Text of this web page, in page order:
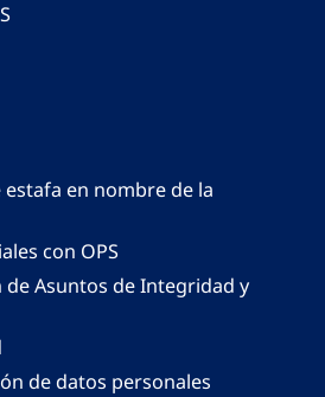
en nombre de la
con OPS
de Asuntos de Integridad y
de datos personales